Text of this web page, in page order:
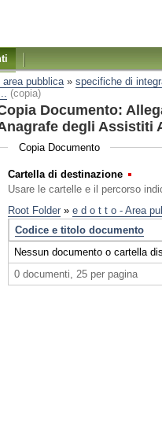
pubblica» specifiche di
(copia)
Documento:
degli Assistiti
Copia Documento
Cartella di destinazione
Usare le cartelle e il percorso